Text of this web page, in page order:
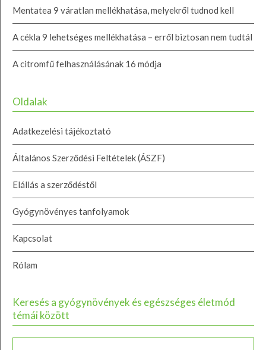
Mentatea 9 váratlan mellékhatása, melyekről tudnod kell
A cékla 9 lehetséges mellékhatása – erről biztosan nem tudtál
A citromfű felhasználásának 16 módja
Oldalak
Adatkezelési tájékoztató
Általános Szerződési Feltételek (ÁSZF)
Elállás a szerződéstől
Gyógynövényes tanfolyamok
Kapcsolat
Rólam
Keresés a gyógynövények és egészséges életmód
témái között